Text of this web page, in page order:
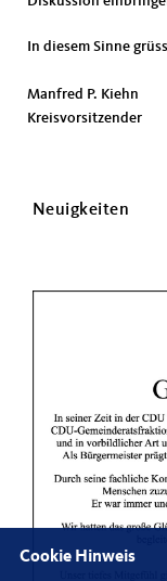
In diesem Sinne
Manfred P. Kiehn
Kreisvorsitzender
Neuigkeiten
Cookie Hinweis